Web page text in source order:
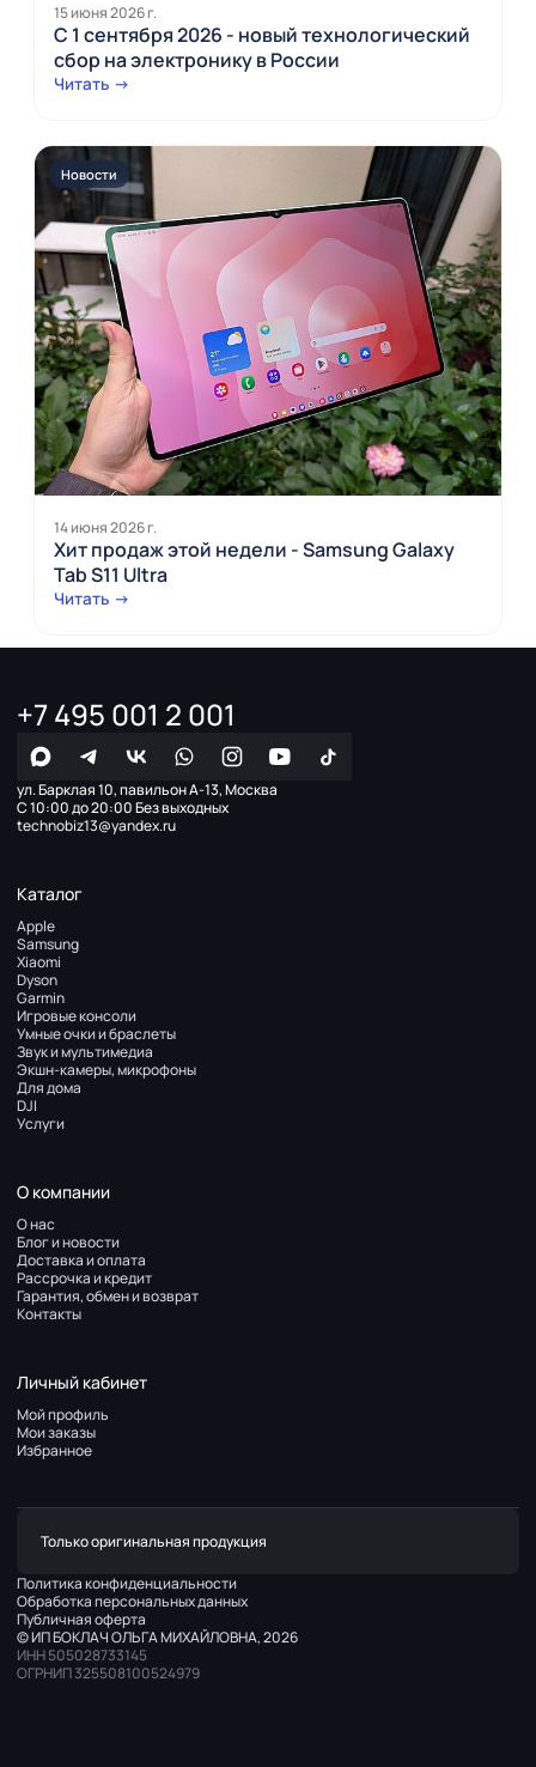
15 июня 2026 г.
С 1 сентября 2026 - новый технологический
сбор на электронику в России
Читать →
Новости
14 июня 2026 г.
Хит продаж этой недели - Samsung Galaxy
Tab S11 Ultra
Читать →
+7 495 001 2 001
ул. Барклая 10, павильон А-13, Москва
С 10:00 до 20:00 Без выходных
technobiz13@yandex.ru
Каталог
Apple
Samsung
Xiaomi
Dyson
Garmin
Игровые консоли
Умные очки и браслеты
Звук и мультимедиа
Экшн-камеры, микрофоны
Для дома
DJI
Услуги
О компании
О нас
Блог и новости
Доставка и оплата
Рассрочка и кредит
Гарантия, обмен и возврат
Контакты
Личный кабинет
Мой профиль
Мои заказы
Избранное
Только оригинальная продукция
Политика конфиденциальности
Обработка персональных данных
Публичная оферта
© ИП БОКЛАЧ ОЛЬГА МИХАЙЛОВНА, 2026
ИНН 505028733145
ОГРНИП 325508100524979